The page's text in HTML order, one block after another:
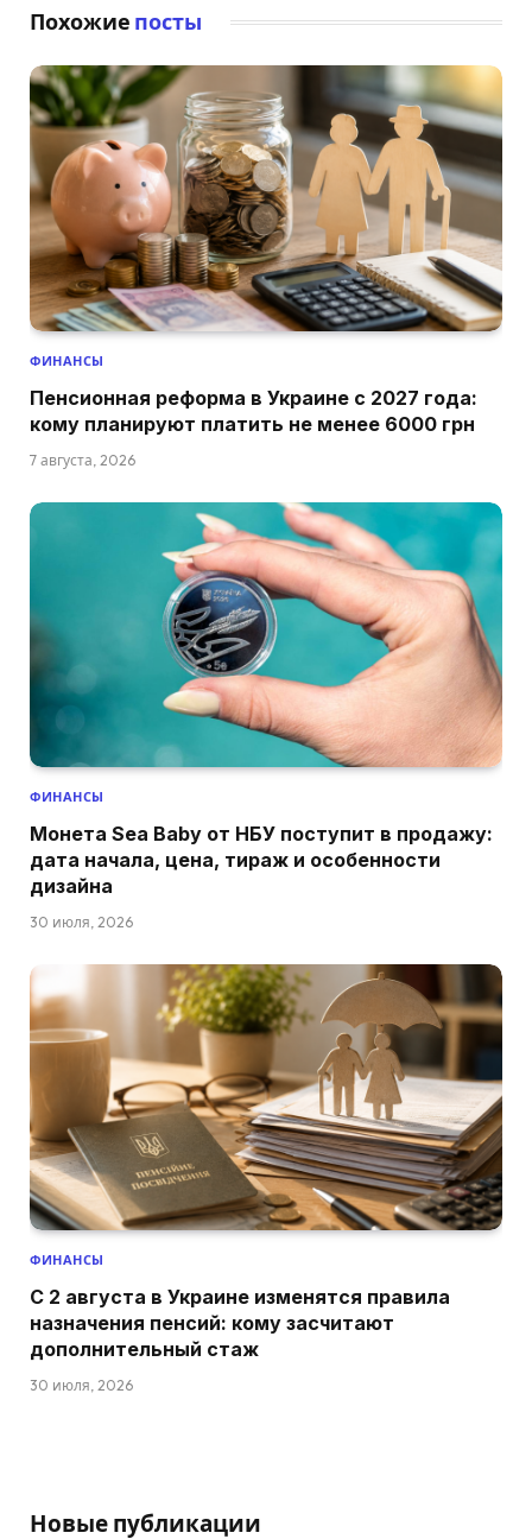
Похожие посты
ФИНАНСЫ
Пенсионная реформа в Украине с 2027 года:
кому планируют платить не менее 6000 грн
7 августа, 2026
ФИНАНСЫ
Монета Sea Baby от НБУ поступит в продажу:
дата начала, цена, тираж и особенности
дизайна
30 июля, 2026
ФИНАНСЫ
С 2 августа в Украине изменятся правила
назначения пенсий: кому засчитают
дополнительный стаж
30 июля, 2026
Новые публикации